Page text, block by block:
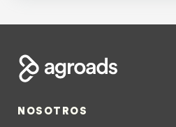
NOSOTROS